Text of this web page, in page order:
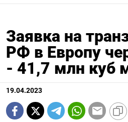
Заявка на
РФ в Европу
- 41,7 млн куб
19.04.2023